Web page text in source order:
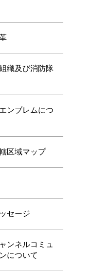
織及び消防隊
ンブレムにつ
区域マップ
セージ
ンネルコミュ
について